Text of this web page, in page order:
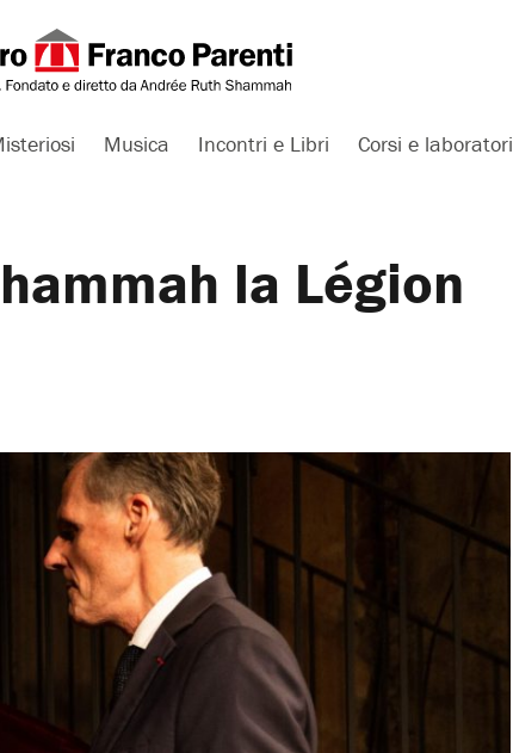
Musica Incontri e Libri Corsi e laboratori
la Légion